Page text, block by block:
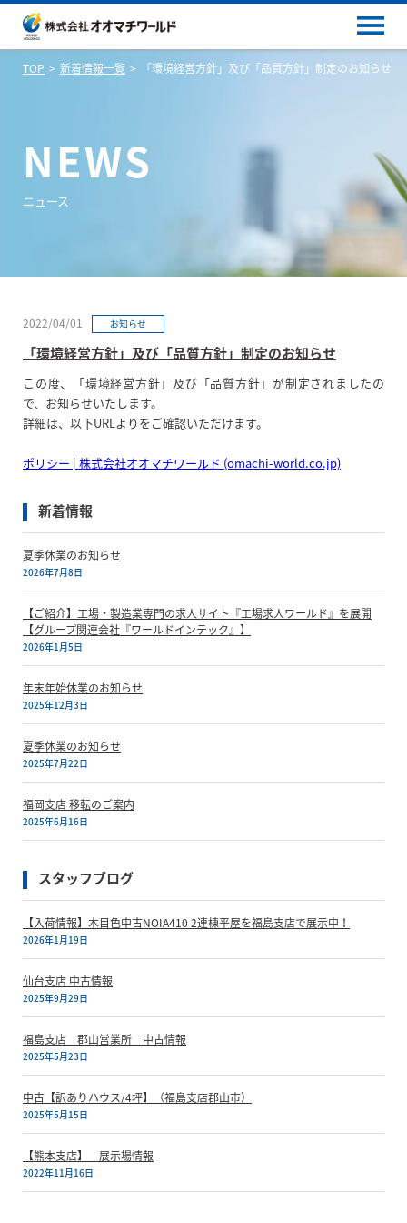
TOP 新着情報一覧 「環境経営方針」及び「品質方針」制定のお知らせ
NEWS
ニュース
2022/04/01 お知らせ
「環境経営方針」及び「品質方針」制定のお知らせ
この度、「環境経営方針」及び「品質方針」が制定されましたの
で、お知らせいたします。
詳細は、以下URLよりをご確認いただけます。
ポリシー | 株式会社オオマチワールド (omachi-world.co.jp)
新着情報
夏季休業のお知らせ
2026年7月8日
【ご紹介】工場・製造業専門の求人サイト『工場求人ワールド』を展開
【グループ関連会社『ワールドインテック』】
2026年1月5日
年末年始休業のお知らせ
2025年12月3日
夏季休業のお知らせ
2025年7月22日
福岡支店 移転のご案内
2025年6月16日
スタッフブログ
【入荷情報】木目色中古NOIA410 2連棟平屋を福島支店で展示中！
2026年1月19日
仙台支店 中古情報
2025年9月29日
福島支店 郡山営業所 中古情報
2025年5月23日
中古【訳ありハウス/4坪】（福島支店郡山市）
2025年5月15日
【熊本支店】 展示場情報
2022年11月16日